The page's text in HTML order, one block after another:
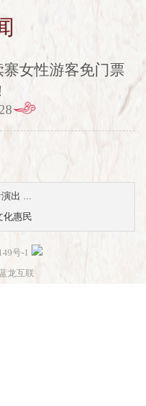
女性游客免门票
出 ...
化惠民
号-1
蓝龙互联